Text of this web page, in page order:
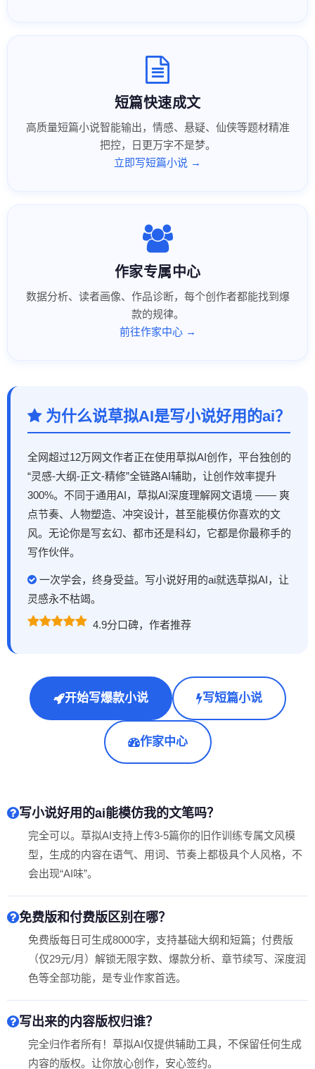
短篇快速成文
高质量短篇小说智能输出，情感、悬疑、仙侠等题材精准
把控，日更万字不是梦。
立即写短篇小说 →
作家专属中心
数据分析、读者画像、作品诊断，每个创作者都能找到爆
款的规律。
前往作家中心 →
为什么说草拟AI是写小说好用的ai？
全网超过12万网文作者正在使用草拟AI创作，平台独创的
“灵感-大纲-正文-精修”全链路AI辅助，让创作效率提升
300%。不同于通用AI，草拟AI深度理解网文语境 —— 爽
点节奏、人物塑造、冲突设计，甚至能模仿你喜欢的文
风。无论你是写玄幻、都市还是科幻，它都是你最称手的
写作伙伴。
一次学会，终身受益。写小说好用的ai就选草拟AI，让
灵感永不枯竭。
4.9分口碑，作者推荐
开始写爆款小说 写短篇小说
作家中心
写小说好用的ai能模仿我的文笔吗？
完全可以。草拟AI支持上传3-5篇你的旧作训练专属文风模
型，生成的内容在语气、用词、节奏上都极具个人风格，不
会出现“AI味”。
免费版和付费版区别在哪？
免费版每日可生成8000字，支持基础大纲和短篇；付费版
（仅29元/月）解锁无限字数、爆款分析、章节续写、深度润
色等全部功能，是专业作家首选。
写出来的内容版权归谁？
完全归作者所有！草拟AI仅提供辅助工具，不保留任何生成
内容的版权。让你放心创作，安心签约。